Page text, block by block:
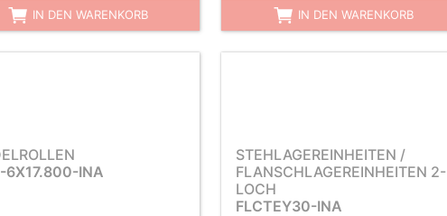
IN DEN WARENKORB IN DEN WARENKORB
6X17.800-INA
STEHLAGEREINHEITEN /
FLANSCHLAGEREINHEITEN 2-
LOCH
FLCTEY30-INA